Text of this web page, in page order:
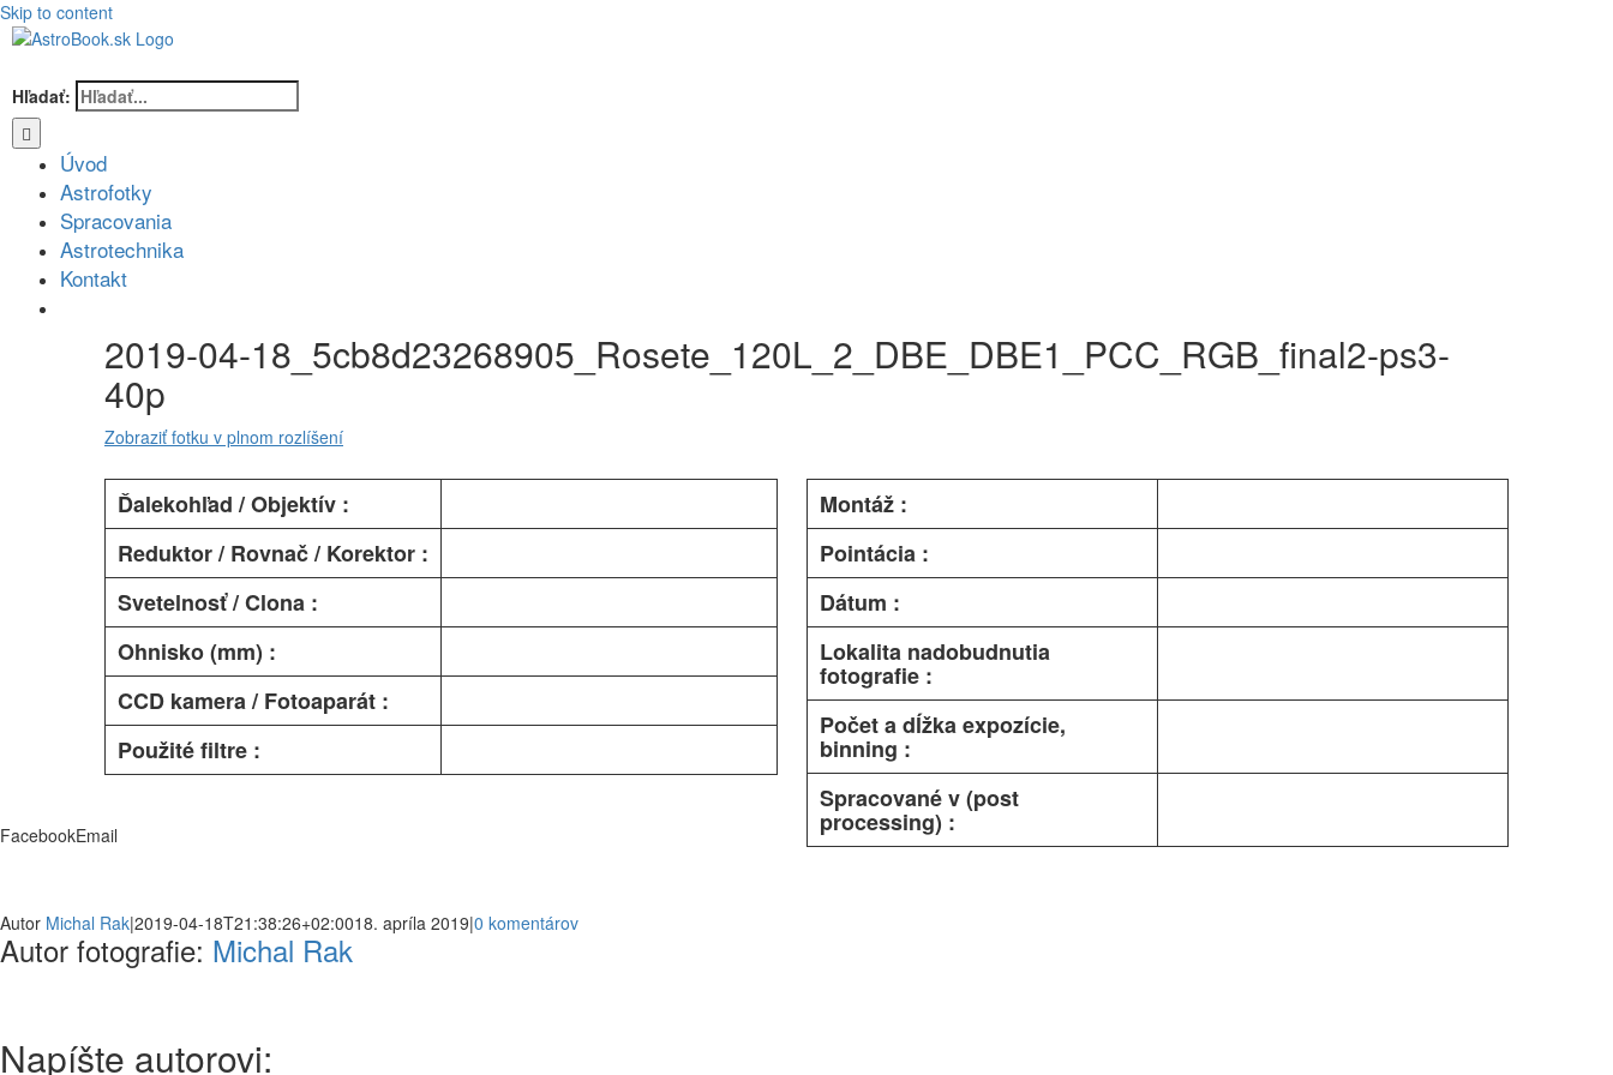
Skip to content
Hľadať:
Úvod
Astrofotky
Spracovania
Astrotechnika
Kontakt
2019-04-18_5cb8d23268905_Rosete_120L_2_DBE_DBE1_PCC_RGB_final2-ps3-
40p
Zobraziť fotku v plnom rozlíšení
Ďalekohľad / Objektív :
Reduktor / Rovnač / Korektor :
Svetelnosť / Clona :
Ohnisko (mm) :
CCD kamera / Fotoaparát :
Použité filtre :
Montáž :
Pointácia :
Dátum :
Lokalita nadobudnutia
fotografie :
Počet a dĺžka expozície,
binning :
Spracované v (post
processing) :
FacebookEmail
Autor Michal Rak|2019-04-18T21:38:26+02:0018. apríla 2019|0 komentárov
Autor fotografie: Michal Rak
Napíšte autorovi: